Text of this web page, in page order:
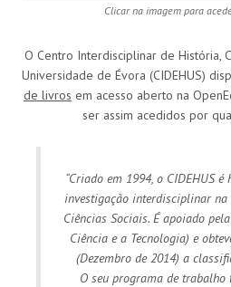
Clicar na imagem para
O Centro Interdisciplinar de História,
Universidade de Évora (CIDEHUS)
de livros em acesso aberto na
ser assim acedidos por
“Criado em 1994, o CIDEHUS
investigação interdisciplinar
Ciências Sociais. É apoiado
Ciência e a Tecnologia) e
(Dezembro de 2014) a
O seu programa de trabalho